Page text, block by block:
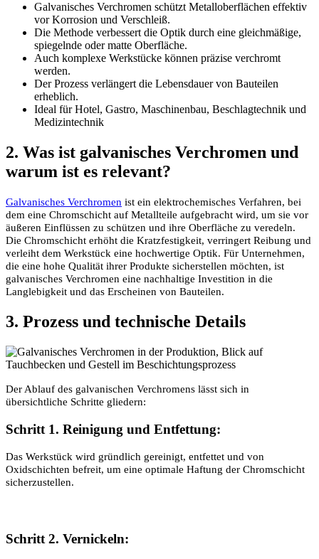
Galvanisches Verchromen schützt Metalloberflächen effektiv
vor Korrosion und Verschleiß.
Die Methode verbessert die Optik durch eine gleichmäßige,
spiegelnde oder matte Oberfläche.
Auch komplexe Werkstücke können präzise verchromt
werden.
Der Prozess verlängert die Lebensdauer von Bauteilen
erheblich.
Ideal für Hotel, Gastro, Maschinenbau, Beschlagtechnik und
Medizintechnik
2. Was ist galvanisches Verchromen und
warum ist es relevant?
Galvanisches Verchromen ist ein elektrochemisches Verfahren, bei
dem eine Chromschicht auf Metallteile aufgebracht wird, um sie vor
äußeren Einflüssen zu schützen und ihre Oberfläche zu veredeln.
Die Chromschicht erhöht die Kratzfestigkeit, verringert Reibung und
verleiht dem Werkstück eine hochwertige Optik. Für Unternehmen,
die eine hohe Qualität ihrer Produkte sicherstellen möchten, ist
galvanisches Verchromen eine nachhaltige Investition in die
Langlebigkeit und das Erscheinen von Bauteilen.
3. Prozess und technische Details
Der Ablauf des galvanischen Verchromens lässt sich in
übersichtliche Schritte gliedern:
Schritt 1. Reinigung und Entfettung:
Das Werkstück wird gründlich gereinigt, entfettet und von
Oxidschichten befreit, um eine optimale Haftung der Chromschicht
sicherzustellen.
Schritt 2. Vernickeln: